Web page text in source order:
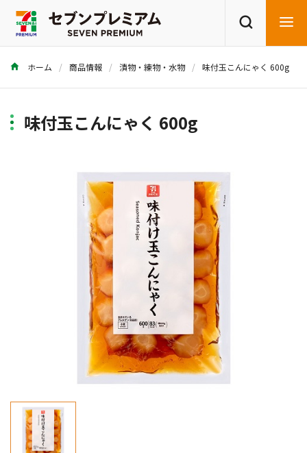
商品を探す レシピを探す
ホーム 商品情報 漬物・練物・水物 味付玉こんにゃく 600g
味付玉こんにゃく 600g